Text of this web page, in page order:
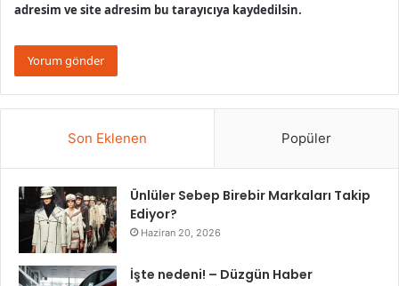
adresim ve site adresim bu tarayıcıya kaydedilsin.
Son Eklenen Popüler
Ünlüler Sebep Birebir Markaları Takip
Ediyor?
Haziran 20, 2026
İşte nedeni! – Düzgün Haber